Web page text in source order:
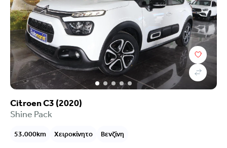
Citroen C3 (2020)
Shine Pack
53.000km Χειροκίνητο Βενζίνη